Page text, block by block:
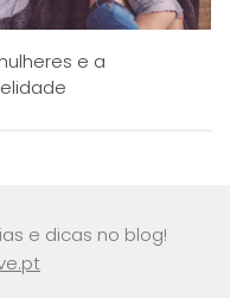
e a
e dicas no blog!